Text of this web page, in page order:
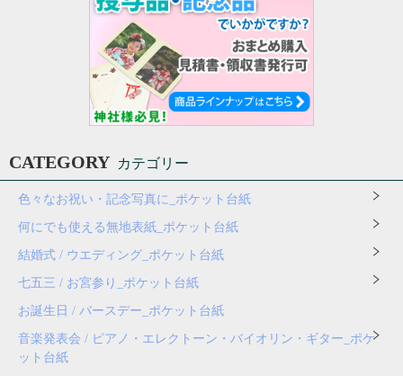
CATEGORY カテゴリー
色々なお祝い・記念写真に_ポケット台紙
何にでも使える無地表紙_ポケット台紙
結婚式 / ウエディング_ポケット台紙
七五三 / お宮参り_ポケット台紙
お誕生日 / バースデー_ポケット台紙
音楽発表会 / ピアノ・エレクトーン・バイオリン・ギター_ポケ
ット台紙